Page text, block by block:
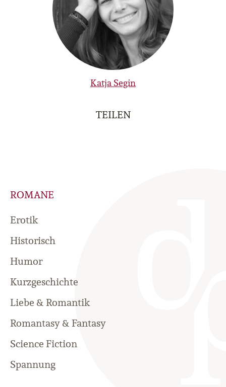
Katja Segin
TEILEN
ROMANE
Erotik
Historisch
Humor
Kurzgeschichte
Liebe & Romantik
Romantasy & Fantasy
Science Fiction
Spannung